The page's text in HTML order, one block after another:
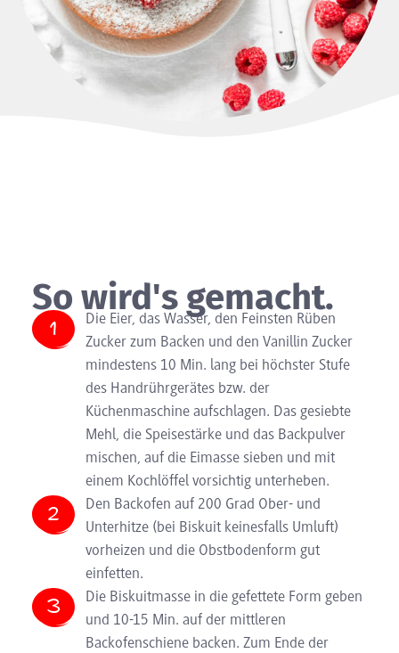
So wird's gemacht.
Die Eier, das Wasser, den Feinsten Rüben
Zucker zum Backen und den Vanillin Zucker
mindestens 10 Min. lang bei höchster Stufe
des Handrührgerätes bzw. der
Küchenmaschine aufschlagen. Das gesiebte
Mehl, die Speisestärke und das Backpulver
mischen, auf die Eimasse sieben und mit
einem Kochlöffel vorsichtig unterheben.
Den Backofen auf 200 Grad Ober- und
Unterhitze (bei Biskuit keinesfalls Umluft)
vorheizen und die Obstbodenform gut
einfetten.
Die Biskuitmasse in die gefettete Form geben
und 10-15 Min. auf der mittleren
Backofenschiene backen. Zum Ende der